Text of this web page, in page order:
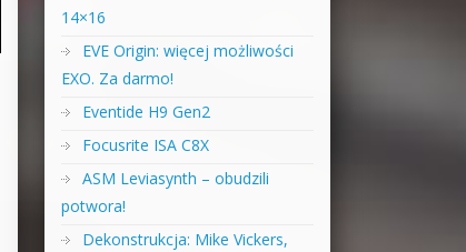
14×16
EVE Origin: więcej możliwości
EXO. Za darmo!
Eventide H9 Gen2
Focusrite ISA C8X
ASM Leviasynth – obudzili
potwora!
Dekonstrukcja: Mike Vickers,